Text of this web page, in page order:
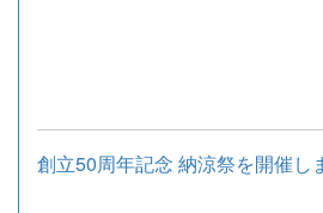
創立50周年記念 納涼祭を開催し